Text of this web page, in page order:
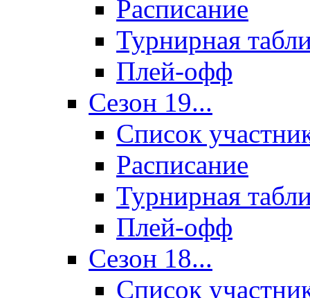
Расписание
Турнирная
Плей-офф
Сезон 19...
Список
Расписание
Турнирная
Плей-офф
Сезон 18...
Список